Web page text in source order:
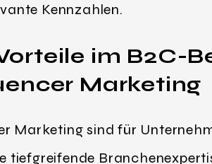
Kennzahlen.
im B2C-
Marketing
Marketing sind für